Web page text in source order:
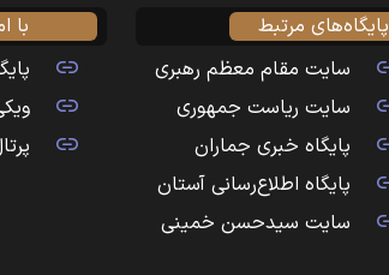
پایگاه‌های مرتبط
سایت مقام معظم رهبری
سایت ریاست جمهوری
پایگاه خبری جماران
پایگاه اطلاع‌رسانی آستان
سایت سیدحسن خمینی
با